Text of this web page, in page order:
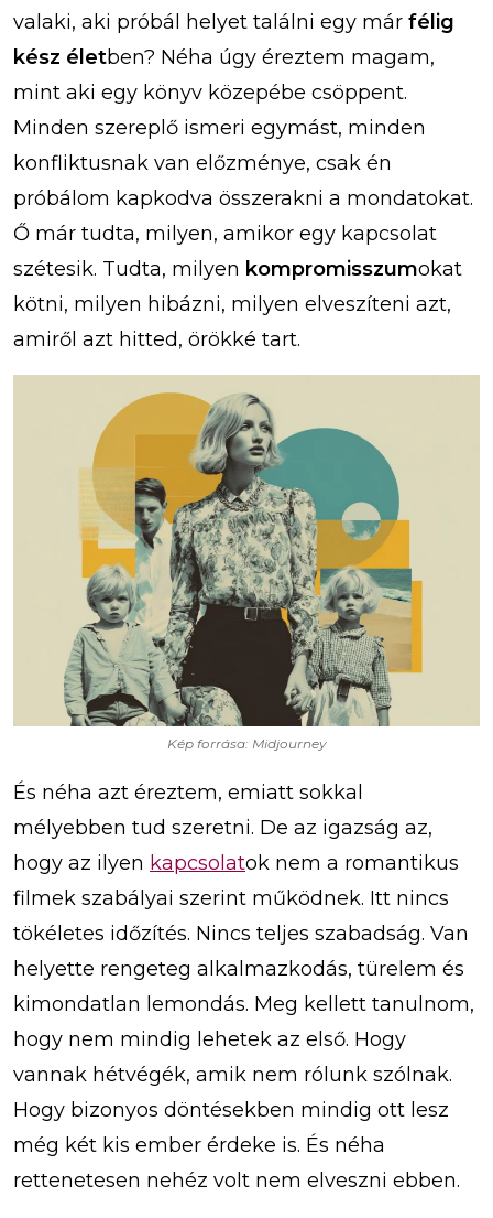
valaki, aki próbál helyet találni egy már félig
kész életben? Néha úgy éreztem magam,
mint aki egy könyv közepébe csöppent.
Minden szereplő ismeri egymást, minden
konfliktusnak van előzménye, csak én
próbálom kapkodva összerakni a mondatokat.
Ő már tudta, milyen, amikor egy kapcsolat
szétesik. Tudta, milyen kompromisszumokat
kötni, milyen hibázni, milyen elveszíteni azt,
amiről azt hitted, örökké tart.
Kép forrása: Midjourney
És néha azt éreztem, emiatt sokkal
mélyebben tud szeretni. De az igazság az,
hogy az ilyen kapcsolatok nem a romantikus
filmek szabályai szerint működnek. Itt nincs
tökéletes időzítés. Nincs teljes szabadság. Van
helyette rengeteg alkalmazkodás, türelem és
kimondatlan lemondás. Meg kellett tanulnom,
hogy nem mindig lehetek az első. Hogy
vannak hétvégék, amik nem rólunk szólnak.
Hogy bizonyos döntésekben mindig ott lesz
még két kis ember érdeke is. És néha
rettenetesen nehéz volt nem elveszni ebben.